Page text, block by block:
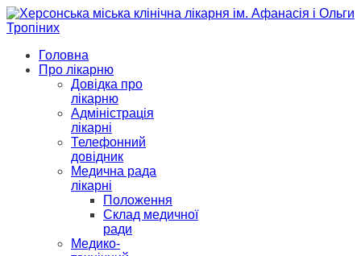
Головна
Про лікарню
Довідка про
лікарню
Адміністрація
лікарні
Телефонний
довідник
Медична рада
лікарні
Положення
Склад медичної
ради
Медико-